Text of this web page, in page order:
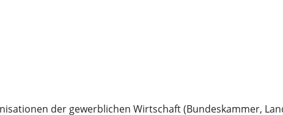
der gewerblichen Wirtschaft (Bundeskammer,